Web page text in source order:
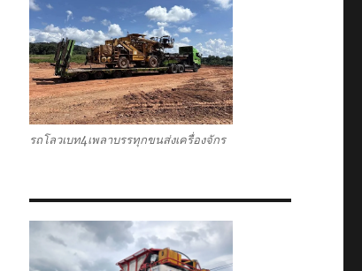
รถโลวเบท4เพลาบรรทุกขนส่งเครื่องจักร